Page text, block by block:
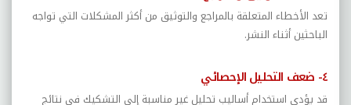
تعد الأخطاء المتعلقة بالمراجع والتوثيق من أكثر المشكلات التي تواجه
الباحثين أثناء النشر.
٤- ضعف التحليل الإحصائي
قد يؤدي استخدام أساليب تحليل غير مناسبة إلى التشكيك في نتائج